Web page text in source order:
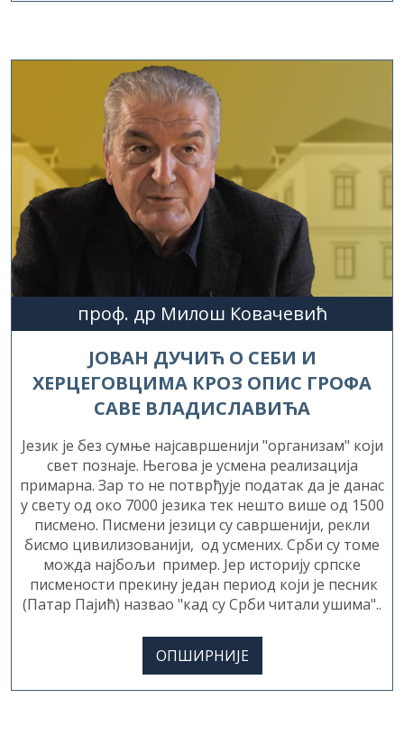
проф. др Милош Ковачевић
ЈОВАН ДУЧИЋ О СЕБИ И
ХЕРЦЕГОВЦИМА КРОЗ ОПИС ГРОФА
САВЕ ВЛАДИСЛАВИЋА
Језик је без сумње најсавршенији "организам" који
свет познаје. Његова је усмена реализација
примарна. Зар то не потврђује податак да je данас
у свету од око 7000 језика тек нешто више од 1500
писмено. Писмени језици су савршенији, рекли
бисмо цивилизованији, од усмених. Срби су томе
можда најбољи пример. Јер историју српске
писмености прекину један период који је песник
(Патар Пајић) назвао "кад су Срби читали ушима"..
ОПШИРНИЈЕ